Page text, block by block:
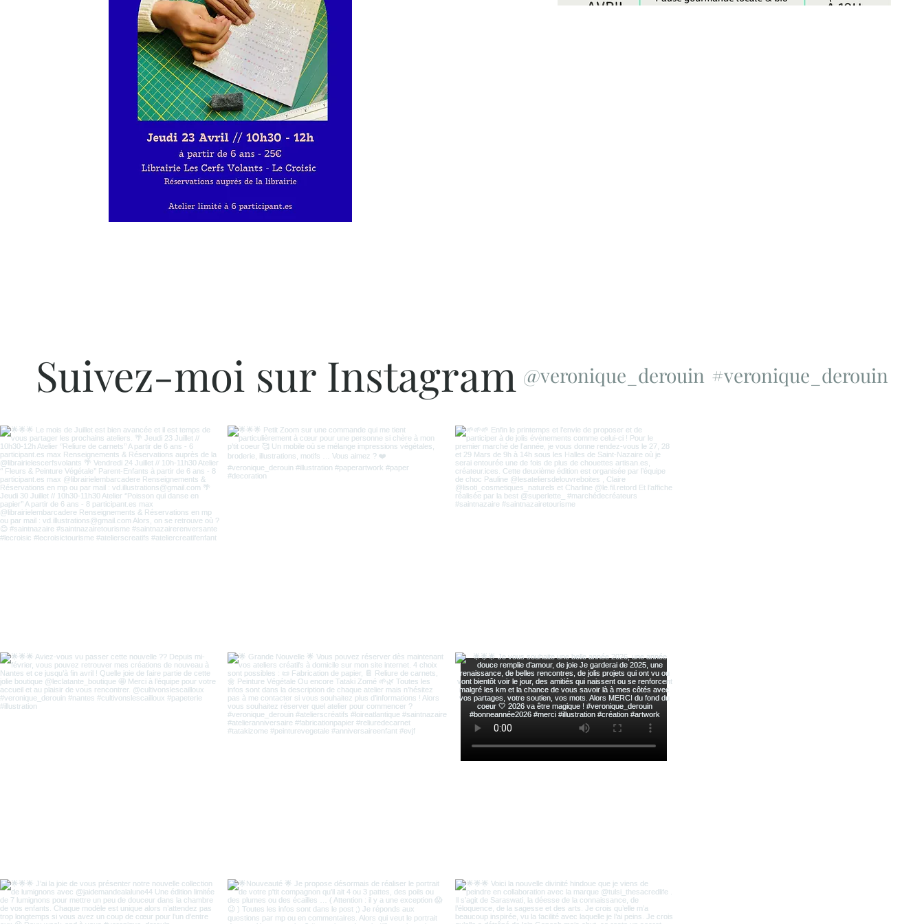
Suivez-moi sur Instagram #veronique_derouin
@veronique_derouin